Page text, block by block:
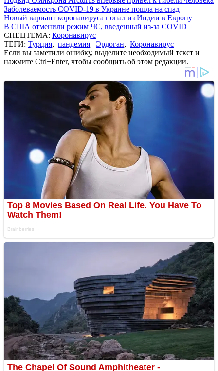
Заболеваемость COVID-19 в Украине пошла на спад
Новый вариант коронавируса попал из Индии в Европу
В США отменили режим ЧС, введенный из-за COVID
СПЕЦТЕМА: Коронавирус
ТЕГИ: Турция, пандемия, Эрдоган, Коронавирус
Если вы заметили ошибку, выделите необходимый текст и
нажмите Ctrl+Enter, чтобы сообщить об этом редакции.